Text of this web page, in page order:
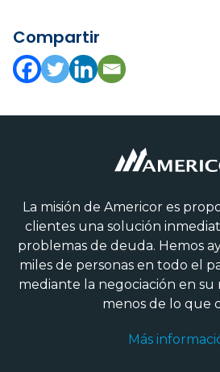
Compartir
La misión de Americor es
clientes una solución
problemas de deuda. Hemos
miles de personas en todo el
mediante la negociación en
menos de lo que
Más